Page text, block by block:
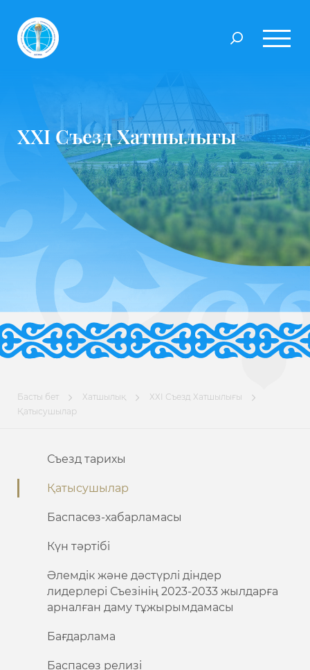
ХХІ Съезд Хатшылығы
Басты бет Хатшылық
ХХІ Съезд Хатшылығы
Қатысушылар
Съезд тарихы
Қатысушылар
Баспасөз-хабарламасы
Күн тәртібі
Әлемдік және дәстүрлі діндер
лидерлері Съезінің 2023-2033 жылдарға
арналған даму тұжырымдамасы
Бағдарлама
Баспасөз релизі